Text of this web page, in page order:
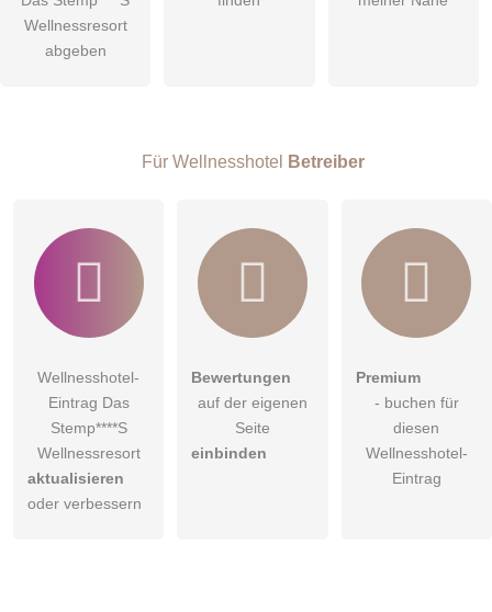
öffentliche Frage stellen
Wellnesshotel-Eintrag zu stellen.
Wellnessresort
abgeben
Für Wellnesshotel Betreiber
Wellnesshotel-
Eintrag Das
Stemp****S
Wellnessresort
aktualisieren
oder verbessern
Bewertungen
auf der eigenen
Seite
einbinden
Premium
- buchen für
diesen
Wellnesshotel-
Eintrag